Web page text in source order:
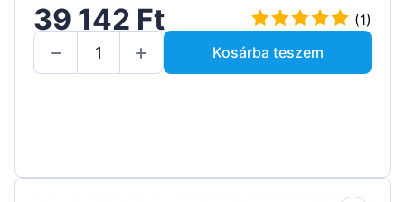
39 142 Ft
(1)
Kosárba teszem